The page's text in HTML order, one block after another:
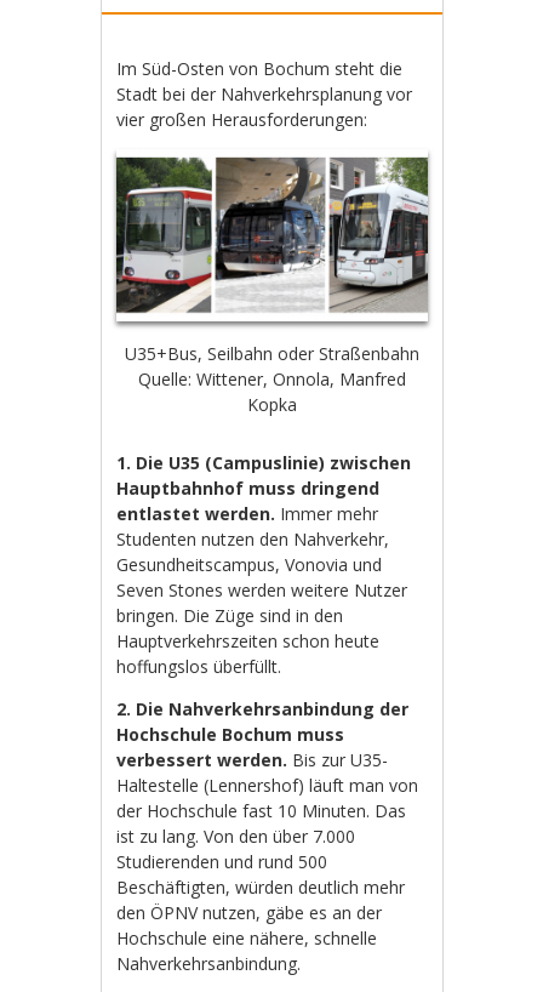
Im Süd-Osten von Bochum steht die
Stadt bei der Nahverkehrsplanung vor
vier großen Herausforderungen:
U35+Bus, Seilbahn oder Straßenbahn
Quelle: Wittener, Onnola, Manfred
Kopka
1. Die U35 (Campuslinie) zwischen
Hauptbahnhof muss dringend
entlastet werden. Immer mehr
Studenten nutzen den Nahverkehr,
Gesundheitscampus, Vonovia und
Seven Stones werden weitere Nutzer
bringen. Die Züge sind in den
Hauptverkehrszeiten schon heute
hoffungslos überfüllt.
2. Die Nahverkehrsanbindung der
Hochschule Bochum muss
verbessert werden. Bis zur U35-
Haltestelle (Lennershof) läuft man von
der Hochschule fast 10 Minuten. Das
ist zu lang. Von den über 7.000
Studierenden und rund 500
Beschäftigten, würden deutlich mehr
den ÖPNV nutzen, gäbe es an der
Hochschule eine nähere, schnelle
Nahverkehrsanbindung.